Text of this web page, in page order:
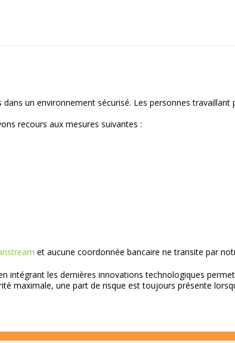
un environnement sécurisé. Les personnes
recours aux mesures suivantes :
et aucune coordonnée bancaire ne transite par
intégrant les dernières innovations technologiques
maximale, une part de risque est toujours présente